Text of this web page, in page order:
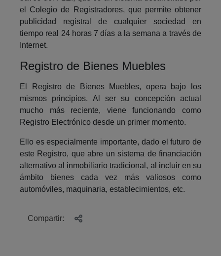
el Colegio de Registradores, que permite obtener
publicidad registral de cualquier sociedad en
tiempo real 24 horas 7 días a la semana a través de
Internet.
Registro de Bienes Muebles
El Registro de Bienes Muebles, opera bajo los
mismos principios. Al ser su concepción actual
mucho más reciente, viene funcionando como
Registro Electrónico desde un primer momento.
Ello es especialmente importante, dado el futuro de
este Registro, que abre un sistema de financiación
alternativo al inmobiliario tradicional, al incluir en su
ámbito bienes cada vez más valiosos como
automóviles, maquinaria, establecimientos, etc.
Compartir: